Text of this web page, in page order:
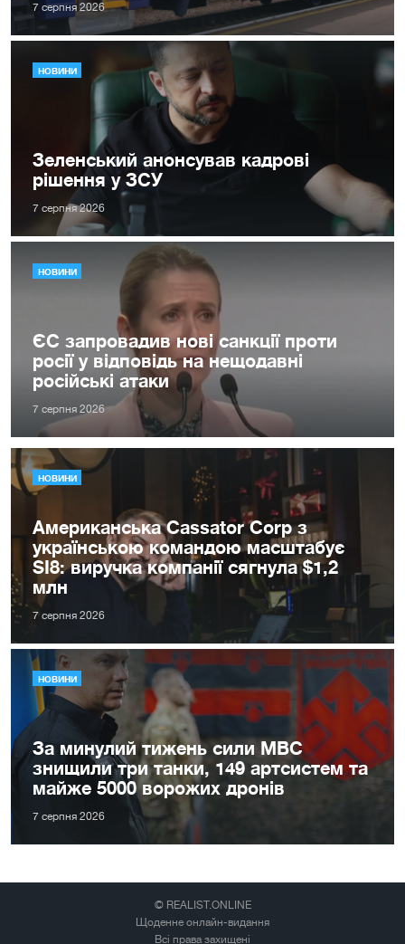
7 серпня 2026
НОВИНИ
Зеленський анонсував кадрові
рішення у ЗСУ
7 серпня 2026
НОВИНИ
ЄС запровадив нові санкції проти
росії у відповідь на нещодавні
російські атаки
7 серпня 2026
НОВИНИ
Американська Cassator Corp з
українською командою масштабує
SI8: виручка компанії сягнула $1,2
млн
7 серпня 2026
НОВИНИ
За минулий тижень сили МВС
знищили три танки, 149 артсистем та
майже 5000 ворожих дронів
7 серпня 2026
© REALIST.ONLINE
Щоденне онлайн-видання
Всі права захищені